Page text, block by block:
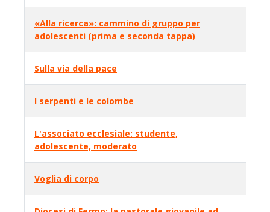
«Alla ricerca»: cammino di gruppo per
adolescenti (prima e seconda tappa)
Sulla via della pace
I serpenti e le colombe
L'associato ecclesiale: studente,
adolescente, moderato
Voglia di corpo